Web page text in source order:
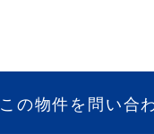
この物件を問い合